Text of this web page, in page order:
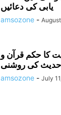
یابی کی دعائیں
amsozone -
کا حکم قرآن و
amsozone - July